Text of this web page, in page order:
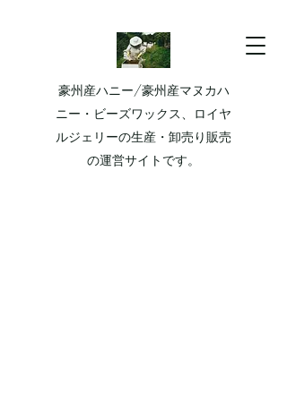
豪州産ハニー/豪州産マヌカハ
ニー・ビーズワックス、ロイヤ
ルジェリーの生産・卸売り販売
の運営サイトです。